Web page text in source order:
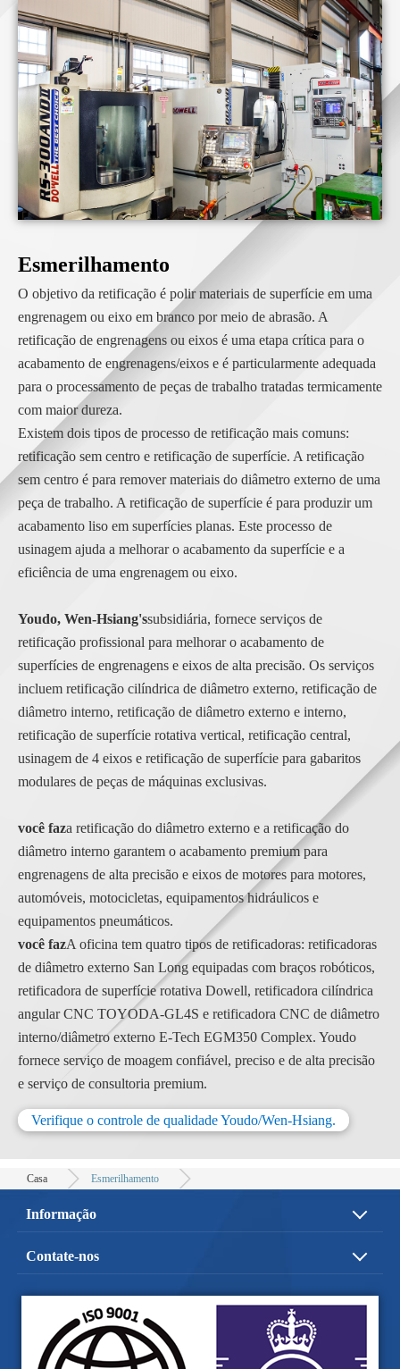
Esmerilhamento
O objetivo da retificação é polir materiais de superfície em uma
engrenagem ou eixo em branco por meio de abrasão. A
retificação de engrenagens ou eixos é uma etapa crítica para o
acabamento de engrenagens/eixos e é particularmente adequada
para o processamento de peças de trabalho tratadas termicamente
com maior dureza.
Existem dois tipos de processo de retificação mais comuns:
retificação sem centro e retificação de superfície. A retificação
sem centro é para remover materiais do diâmetro externo de uma
peça de trabalho. A retificação de superfície é para produzir um
acabamento liso em superfícies planas. Este processo de
usinagem ajuda a melhorar o acabamento da superfície e a
eficiência de uma engrenagem ou eixo.
Youdo, Wen-Hsiang'ssubsidiária, fornece serviços de
retificação profissional para melhorar o acabamento de
superfícies de engrenagens e eixos de alta precisão. Os serviços
incluem retificação cilíndrica de diâmetro externo, retificação de
diâmetro interno, retificação de diâmetro externo e interno,
retificação de superfície rotativa vertical, retificação central,
usinagem de 4 eixos e retificação de superfície para gabaritos
modulares de peças de máquinas exclusivas.
você faza retificação do diâmetro externo e a retificação do
diâmetro interno garantem o acabamento premium para
engrenagens de alta precisão e eixos de motores para motores,
automóveis, motocicletas, equipamentos hidráulicos e
equipamentos pneumáticos.
você fazA oficina tem quatro tipos de retificadoras: retificadoras
de diâmetro externo San Long equipadas com braços robóticos,
retificadora de superfície rotativa Dowell, retificadora cilíndrica
angular CNC TOYODA-GL4S e retificadora CNC de diâmetro
interno/diâmetro externo E-Tech EGM350 Complex. Youdo
fornece serviço de moagem confiável, preciso e de alta precisão
e serviço de consultoria premium.
Verifique o controle de qualidade Youdo/Wen-Hsiang.
Casa Esmerilhamento
Informação
Quem Somos
E-catálogo
Fale Conosco
Contate-nos
No. 220, Daming Rd., Shengang Dist., Taichung City
429, Taiwan (R.O.C.)
+886-4-2524-2819-20